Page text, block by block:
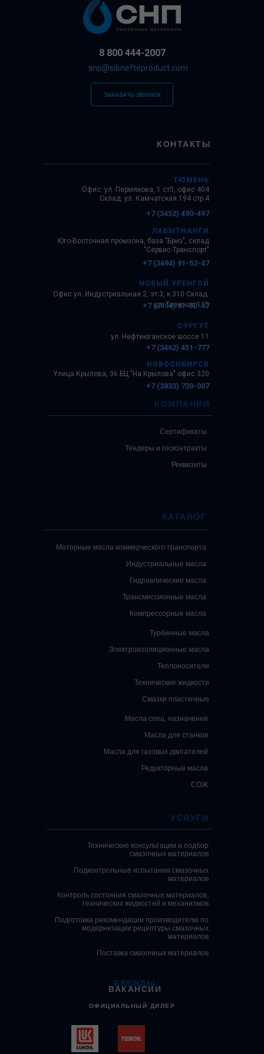
УСЛУГИ
Технические консультации и подбор
смазочных материалов
Подконтрольные испытания смазочных
материалов
Контроль состояния смазочных материалов,
технических жидкостей и механизмов
Подготовка рекомендации производителю по
модернизации рецептуры смазочных
материалов
Поставка смазочных материалов
КАТАЛОГ
8 800 444-2007
ЗАКАЗАТЬ ЗВОНОК
snp@sibnefteproduct.com
Моторные масла коммерческого транспорта
Индустриальные масла
Гидравлические масла
Трансмиссионные масла
Компрессорные масла
КОНТАКТЫ
КОМПАНИЯ
ОФИЦИАЛЬНЫЙ ДИЛЕР
Турбинные масла
Электроизоляционные масла
Теплоносители
Технические жидкости
Смазки пластичные
Сертификаты
Тендеры и госконтракты
Реквизиты
Масла спец. назначения
Масла для станков
Масла для газовых двигателей
Редукторные масла
СОЖ
Офис: ул. Пермякова, 1 ст5, офис 404
Склад: ул. Камчатская 194 стр.4
+7 (3452) 490-497
ТЮМЕНЬ
Юго-Восточная промзона, база "Бриз", склад
"Сервис-Транспорт"
+7 (3494) 91-52-47
ЛАБЫТНАНГИ
Офис ул. Индустриальная 2, эт.3, к.310 Склад:
ул. Таежная 135
+7 (3494) 91-52-47
НОВЫЙ УРЕНГОЙ
ул. Нефтеюганское шоссе 11
+7 (3462) 451-777
СУРГУТ
БРЕНДЫ
Улица Крылова, 36 БЦ "На Крылова" офис 320
+7 (3833) 730-007
НОВОСИБИРСК
ВАКАНСИИ